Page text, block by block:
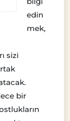
edin
mek,
sizi
bir